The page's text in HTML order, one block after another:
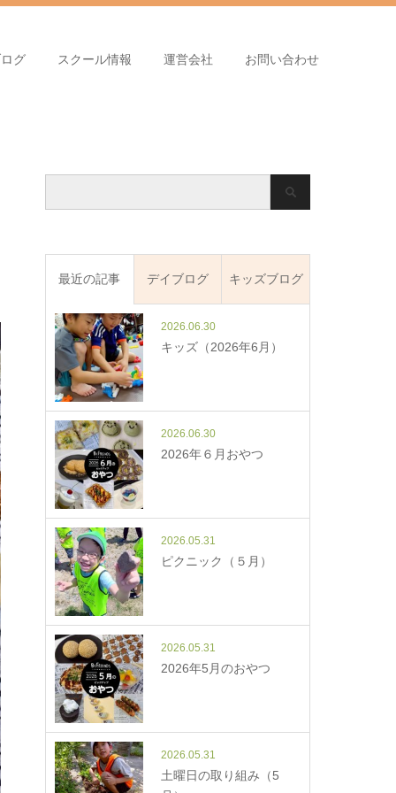
グ スクール情報 運営会社 お問い合わせ
最近の記事 デイブログ キッズブログ
2026.06.30
キッズ（2026年6月）
2026.06.30
2026年６月おやつ
2026.05.31
ピクニック（５月）
2026.05.31
2026年5月のおやつ
2026.05.31
土曜日の取り組み（5